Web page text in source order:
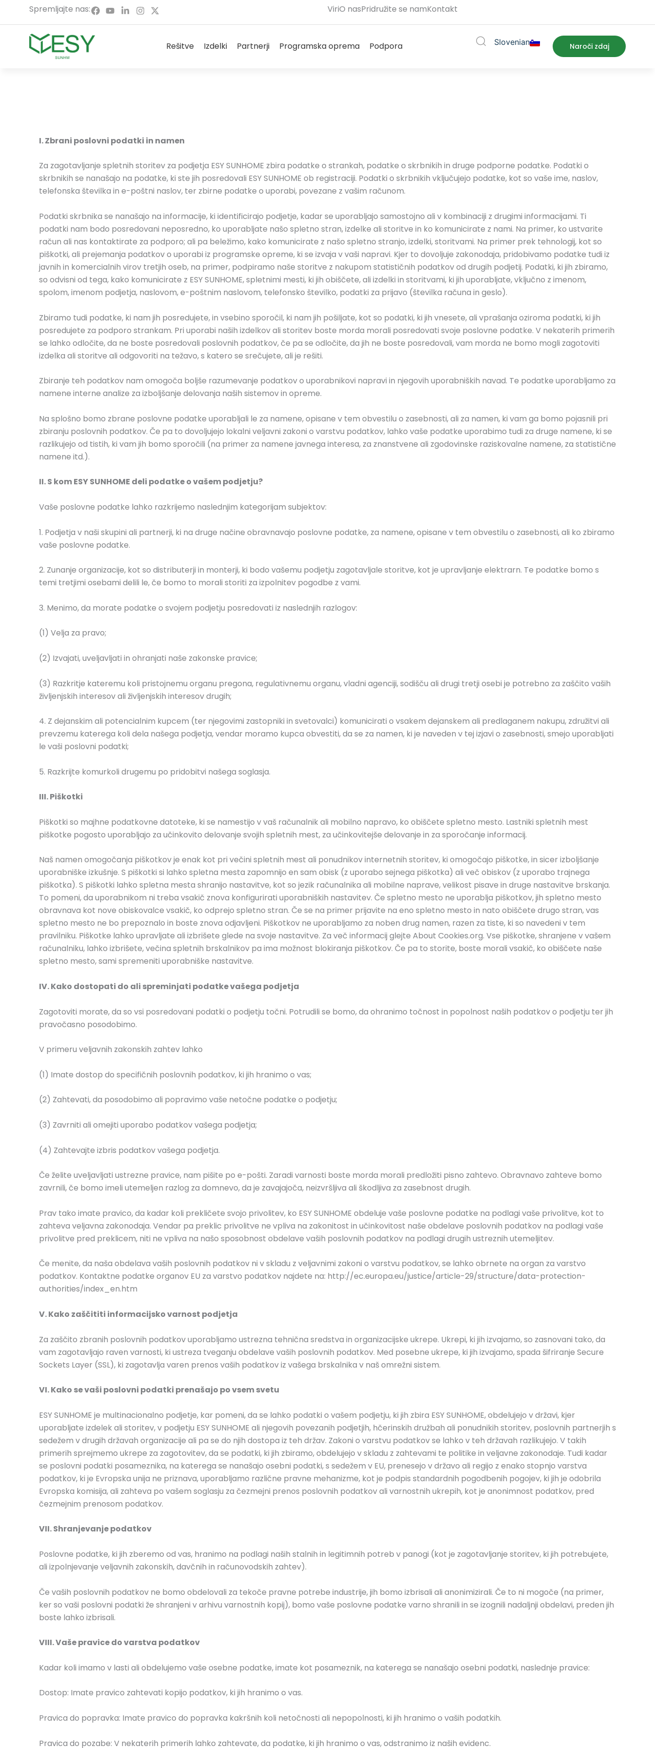
PreskočiSpremljajte nas: F
a
c
e
Y
o
u
L
i
n
I
n
s
X
-
t
ViriO nasPridružite se namKontakt
Rešitve Odprto Solutions
Izdelki Odprto Products
Partnerji Odprto Partners
Programska oprema Odprto Software
Podpora Slovenian Naroči zdaj
I. Zbrani poslovni podatki in namen
Za zagotavljanje spletnih storitev za podjetja ESY SUNHOME zbira podatke o strankah, podatke o skrbnikih in druge podporne podatke. Podatki o
skrbnikih se nanašajo na podatke, ki ste jih posredovali ESY SUNHOME ob registraciji. Podatki o skrbnikih vključujejo podatke, kot so vaše ime, naslov,
telefonska številka in e-poštni naslov, ter zbirne podatke o uporabi, povezane z vašim računom.
Podatki skrbnika se nanašajo na informacije, ki identificirajo podjetje, kadar se uporabljajo samostojno ali v kombinaciji z drugimi informacijami. Ti
podatki nam bodo posredovani neposredno, ko uporabljate našo spletno stran, izdelke ali storitve in ko komunicirate z nami. Na primer, ko ustvarite
račun ali nas kontaktirate za podporo; ali pa beležimo, kako komunicirate z našo spletno stranjo, izdelki, storitvami. Na primer prek tehnologij, kot so
piškotki, ali prejemanja podatkov o uporabi iz programske opreme, ki se izvaja v vaši napravi. Kjer to dovoljuje zakonodaja, pridobivamo podatke tudi iz
javnih in komercialnih virov tretjih oseb, na primer, podpiramo naše storitve z nakupom statističnih podatkov od drugih podjetij. Podatki, ki jih zbiramo,
so odvisni od tega, kako komunicirate z ESY SUNHOME, spletnimi mesti, ki jih obiščete, ali izdelki in storitvami, ki jih uporabljate, vključno z imenom,
spolom, imenom podjetja, naslovom, e-poštnim naslovom, telefonsko številko, podatki za prijavo (številka računa in geslo).
Zbiramo tudi podatke, ki nam jih posredujete, in vsebino sporočil, ki nam jih pošiljate, kot so podatki, ki jih vnesete, ali vprašanja oziroma podatki, ki jih
posredujete za podporo strankam. Pri uporabi naših izdelkov ali storitev boste morda morali posredovati svoje poslovne podatke. V nekaterih primerih
se lahko odločite, da ne boste posredovali poslovnih podatkov, če pa se odločite, da jih ne boste posredovali, vam morda ne bomo mogli zagotoviti
izdelka ali storitve ali odgovoriti na težavo, s katero se srečujete, ali je rešiti.
Zbiranje teh podatkov nam omogoča boljše razumevanje podatkov o uporabnikovi napravi in njegovih uporabniških navad. Te podatke uporabljamo za
namene interne analize za izboljšanje delovanja naših sistemov in opreme.
Na splošno bomo zbrane poslovne podatke uporabljali le za namene, opisane v tem obvestilu o zasebnosti, ali za namen, ki vam ga bomo pojasnili pri
zbiranju poslovnih podatkov. Če pa to dovoljujejo lokalni veljavni zakoni o varstvu podatkov, lahko vaše podatke uporabimo tudi za druge namene, ki se
razlikujejo od tistih, ki vam jih bomo sporočili (na primer za namene javnega interesa, za znanstvene ali zgodovinske raziskovalne namene, za statistične
namene itd.).
II. S kom ESY SUNHOME deli podatke o vašem podjetju?
Vaše poslovne podatke lahko razkrijemo naslednjim kategorijam subjektov:
1. Podjetja v naši skupini ali partnerji, ki na druge načine obravnavajo poslovne podatke, za namene, opisane v tem obvestilu o zasebnosti, ali ko zbiramo
vaše poslovne podatke.
2. Zunanje organizacije, kot so distributerji in monterji, ki bodo vašemu podjetju zagotavljale storitve, kot je upravljanje elektrarn. Te podatke bomo s
temi tretjimi osebami delili le, če bomo to morali storiti za izpolnitev pogodbe z vami.
3. Menimo, da morate podatke o svojem podjetju posredovati iz naslednjih razlogov:
(1) Velja za pravo;
(2) Izvajati, uveljavljati in ohranjati naše zakonske pravice;
(3) Razkritje kateremu koli pristojnemu organu pregona, regulativnemu organu, vladni agenciji, sodišču ali drugi tretji osebi je potrebno za zaščito vaših
življenjskih interesov ali življenjskih interesov drugih;
4. Z dejanskim ali potencialnim kupcem (ter njegovimi zastopniki in svetovalci) komunicirati o vsakem dejanskem ali predlaganem nakupu, združitvi ali
prevzemu katerega koli dela našega podjetja, vendar moramo kupca obvestiti, da se za namen, ki je naveden v tej izjavi o zasebnosti, smejo uporabljati
le vaši poslovni podatki;
5. Razkrijte komurkoli drugemu po pridobitvi našega soglasja.
III. Piškotki
Piškotki so majhne podatkovne datoteke, ki se namestijo v vaš računalnik ali mobilno napravo, ko obiščete spletno mesto. Lastniki spletnih mest
piškotke pogosto uporabljajo za učinkovito delovanje svojih spletnih mest, za učinkovitejše delovanje in za sporočanje informacij.
Naš namen omogočanja piškotkov je enak kot pri večini spletnih mest ali ponudnikov internetnih storitev, ki omogočajo piškotke, in sicer izboljšanje
uporabniške izkušnje. S piškotki si lahko spletna mesta zapomnijo en sam obisk (z uporabo sejnega piškotka) ali več obiskov (z uporabo trajnega
piškotka). S piškotki lahko spletna mesta shranijo nastavitve, kot so jezik računalnika ali mobilne naprave, velikost pisave in druge nastavitve brskanja.
To pomeni, da uporabnikom ni treba vsakič znova konfigurirati uporabniških nastavitev. Če spletno mesto ne uporablja piškotkov, jih spletno mesto
obravnava kot nove obiskovalce vsakič, ko odprejo spletno stran. Če se na primer prijavite na eno spletno mesto in nato obiščete drugo stran, vas
spletno mesto ne bo prepoznalo in boste znova odjavljeni. Piškotkov ne uporabljamo za noben drug namen, razen za tiste, ki so navedeni v tem
pravilniku. Piškotke lahko upravljate ali izbrišete glede na svoje nastavitve. Za več informacij glejte About Cookies.org. Vse piškotke, shranjene v vašem
računalniku, lahko izbrišete, večina spletnih brskalnikov pa ima možnost blokiranja piškotkov. Če pa to storite, boste morali vsakič, ko obiščete naše
spletno mesto, sami spremeniti uporabniške nastavitve.
IV. Kako dostopati do ali spreminjati podatke vašega podjetja
Zagotoviti morate, da so vsi posredovani podatki o podjetju točni. Potrudili se bomo, da ohranimo točnost in popolnost naših podatkov o podjetju ter jih
pravočasno posodobimo.
V primeru veljavnih zakonskih zahtev lahko
(1) Imate dostop do specifičnih poslovnih podatkov, ki jih hranimo o vas;
(2) Zahtevati, da posodobimo ali popravimo vaše netočne podatke o podjetju;
(3) Zavrniti ali omejiti uporabo podatkov vašega podjetja;
(4) Zahtevajte izbris podatkov vašega podjetja.
Če želite uveljavljati ustrezne pravice, nam pišite po e-pošti. Zaradi varnosti boste morda morali predložiti pisno zahtevo. Obravnavo zahteve bomo
zavrnili, če bomo imeli utemeljen razlog za domnevo, da je zavajajoča, neizvršljiva ali škodljiva za zasebnost drugih.
Prav tako imate pravico, da kadar koli prekličete svojo privolitev, ko ESY SUNHOME obdeluje vaše poslovne podatke na podlagi vaše privolitve, kot to
zahteva veljavna zakonodaja. Vendar pa preklic privolitve ne vpliva na zakonitost in učinkovitost naše obdelave poslovnih podatkov na podlagi vaše
privolitve pred preklicem, niti ne vpliva na našo sposobnost obdelave vaših poslovnih podatkov na podlagi drugih ustreznih utemeljitev.
Če menite, da naša obdelava vaših poslovnih podatkov ni v skladu z veljavnimi zakoni o varstvu podatkov, se lahko obrnete na organ za varstvo
podatkov. Kontaktne podatke organov EU za varstvo podatkov najdete na: http://ec.europa.eu/justice/article-29/structure/data-protection-
authorities/index_en.htm
V. Kako zaščititi informacijsko varnost podjetja
Za zaščito zbranih poslovnih podatkov uporabljamo ustrezna tehnična sredstva in organizacijske ukrepe. Ukrepi, ki jih izvajamo, so zasnovani tako, da
vam zagotavljajo raven varnosti, ki ustreza tveganju obdelave vaših poslovnih podatkov. Med posebne ukrepe, ki jih izvajamo, spada šifriranje Secure
Sockets Layer (SSL), ki zagotavlja varen prenos vaših podatkov iz vašega brskalnika v naš omrežni sistem.
VI. Kako se vaši poslovni podatki prenašajo po vsem svetu
ESY SUNHOME je multinacionalno podjetje, kar pomeni, da se lahko podatki o vašem podjetju, ki jih zbira ESY SUNHOME, obdelujejo v državi, kjer
uporabljate izdelek ali storitev, v podjetju ESY SUNHOME ali njegovih povezanih podjetjih, hčerinskih družbah ali ponudnikih storitev, poslovnih partnerjih s
sedežem v drugih državah organizacije ali pa se do njih dostopa iz teh držav. Zakoni o varstvu podatkov se lahko v teh državah razlikujejo. V takih
primerih sprejmemo ukrepe za zagotovitev, da se podatki, ki jih zbiramo, obdelujejo v skladu z zahtevami te politike in veljavne zakonodaje. Tudi kadar
se poslovni podatki posameznika, na katerega se nanašajo osebni podatki, s sedežem v EU, prenesejo v državo ali regijo z enako stopnjo varstva
podatkov, ki je Evropska unija ne priznava, uporabljamo različne pravne mehanizme, kot je podpis standardnih pogodbenih pogojev, ki jih je odobrila
Evropska komisija, ali zahteva po vašem soglasju za čezmejni prenos poslovnih podatkov ali varnostnih ukrepih, kot je anonimnost podatkov, pred
čezmejnim prenosom podatkov.
VII. Shranjevanje podatkov
Poslovne podatke, ki jih zberemo od vas, hranimo na podlagi naših stalnih in legitimnih potreb v panogi (kot je zagotavljanje storitev, ki jih potrebujete,
ali izpolnjevanje veljavnih zakonskih, davčnih in računovodskih zahtev).
Če vaših poslovnih podatkov ne bomo obdelovali za tekoče pravne potrebe industrije, jih bomo izbrisali ali anonimizirali. Če to ni mogoče (na primer,
ker so vaši poslovni podatki že shranjeni v arhivu varnostnih kopij), bomo vaše poslovne podatke varno shranili in se izognili nadaljnji obdelavi, preden jih
boste lahko izbrisali.
VIII. Vaše pravice do varstva podatkov
Kadar koli imamo v lasti ali obdelujemo vaše osebne podatke, imate kot posameznik, na katerega se nanašajo osebni podatki, naslednje pravice:
Dostop: Imate pravico zahtevati kopijo podatkov, ki jih hranimo o vas.
Pravica do popravka: Imate pravico do popravka kakršnih koli netočnosti ali nepopolnosti, ki jih hranimo o vaših podatkih.
Pravica do pozabe: V nekaterih primerih lahko zahtevate, da podatke, ki jih hranimo o vas, odstranimo iz naših evidenc.